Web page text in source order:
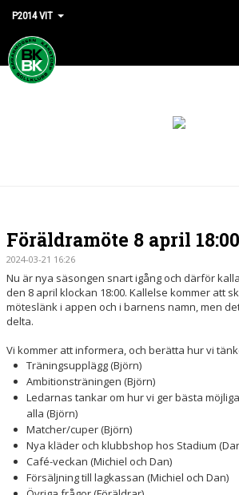
P2014 VIT
HEM
BILDGALLERI
DOKUMENT
KONTAKT
Föräldramöte 8 april 18:00
2024-03-21 16:26
Nu är nya säsongen snart igång och därför
den 8 april klockan 18:00. Kallelse kommer att
möteslänk i appen och i barnens namn, men
delta.
Vi kommer att informera, och berätta hur vi
Träningsupplägg (Björn)
Ambitionsträningen (Björn)
Ledarnas tankar om hur vi ger bästa
alla (Björn)
Matcher/cuper (Björn)
Nya kläder och klubbshop hos Stadium
Café-veckan (Michiel och Dan)
Försäljning till lagkassan (Michiel och Dan)